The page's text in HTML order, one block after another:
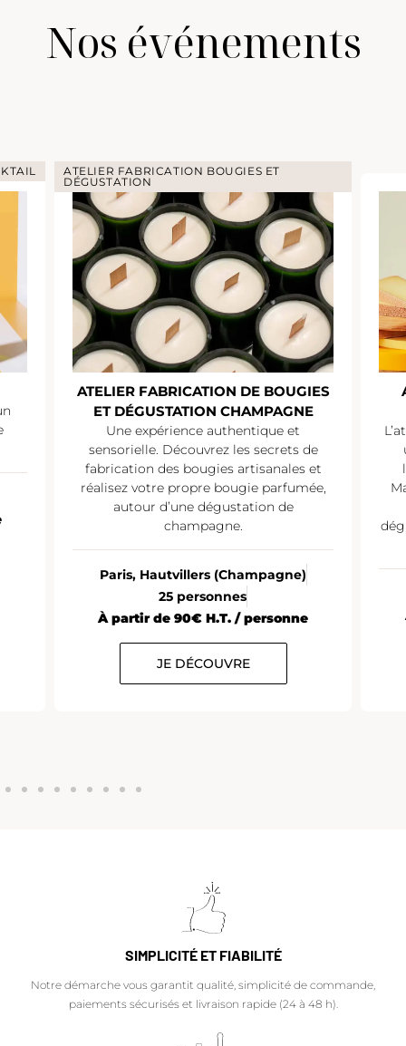
Nos événements
ATELIER FABRICATION BOUGIES ET
DÉGUSTATION
ATELIER FABRICATION DE BOUGIES
ET DÉGUSTATION CHAMPAGNE
Une expérience authentique et
sensorielle. Découvrez les secrets de
fabrication des bougies artisanales et
réalisez votre propre bougie parfumée,
autour d’une dégustation de
champagne.
Paris, Hautvillers (Champagne)
25 personnes
À partir de 90€ H.T. / personne
JE DÉCOUVRE
SIMPLICITÉ ET FIABILITÉ
Notre démarche vous garantit qualité, simplicité de commande,
paiements sécurisés et livraison rapide (24 à 48 h).